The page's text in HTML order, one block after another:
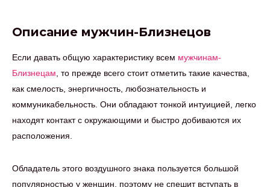
Описание мужчин-Близнецов
Если давать общую характеристику всем мужчинам-
Близнецам , то прежде всего стоит отметить такие качества,
как смелость, энергичность, любознательность и
коммуникабельность. Они обладают тонкой интуицией, легко
находят контакт с окружающими и быстро добиваются их
расположения.
Обладатель этого воздушного знака пользуется большой
популярностью у женщин, поэтому не спешит вступать в